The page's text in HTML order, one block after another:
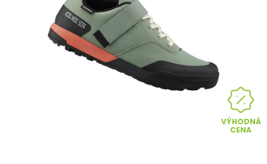
VÝHODNÁ
CENA